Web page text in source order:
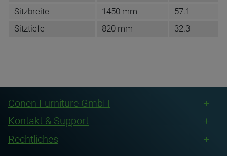
Sitzbreite
1450 mm
57.1"
Sitztiefe
820 mm 32.3"
Name
MWN Möbelwerk Niesky GmbH
Anschrift
Neuhofer Str. 9
Adresse
Conen Furniture GmbH
Kontakt & Support
Rechtliches